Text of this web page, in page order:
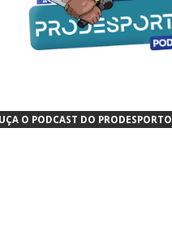
O PODCAST DO PRODESPORTO